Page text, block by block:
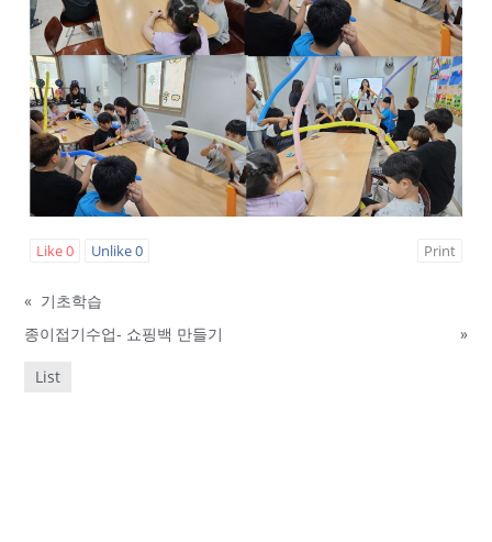
Like0 Unlike0 Print
« 기초학습
종이접기수업- 쇼핑백 만들기
»
List